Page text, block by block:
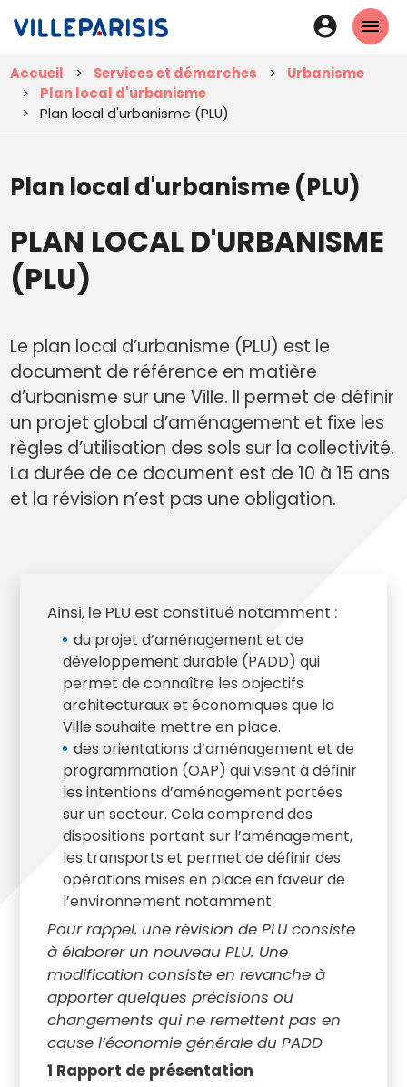
contenu
principal
En-
tête
-
Accueil Services et démarches
Urbanisme
Plan local d'urbanisme
Plan local d'urbanisme (PLU)
Plan local d'urbanisme (PLU)
PLAN LOCAL D'URBANISME
(PLU)
Le plan local d’urbanisme (PLU) est le
document de référence en matière
d’urbanisme sur une Ville. Il permet de définir
un projet global d’aménagement et fixe les
règles d’utilisation des sols sur la collectivité.
La durée de ce document est de 10 à 15 ans
et la révision n’est pas une obligation.
Ainsi, le PLU est constitué notamment :
du projet d’aménagement et de
développement durable (PADD) qui
permet de connaître les objectifs
architecturaux et économiques que la
Ville souhaite mettre en place.
des orientations d’aménagement et de
programmation (OAP) qui visent à définir
les intentions d’aménagement portées
sur un secteur. Cela comprend des
dispositions portant sur l’aménagement,
les transports et permet de définir des
opérations mises en place en faveur de
l’environnement notamment.
Pour rappel, une révision de PLU consiste
à élaborer un nouveau PLU. Une
modification consiste en revanche à
apporter quelques précisions ou
changements qui ne remettent pas en
cause l’économie générale du PADD
1 Rapport de présentation